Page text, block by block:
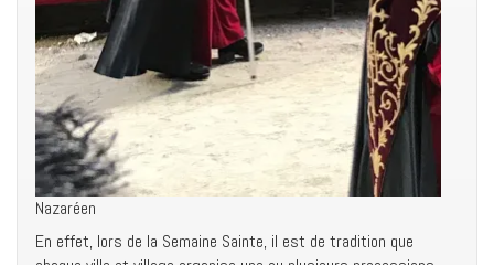
Nazaréen
En effet, lors de la Semaine Sainte, il est de tradition que